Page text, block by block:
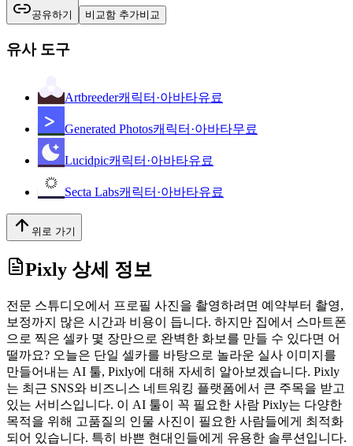
공유하기 비교함 추가비교
유사 도구
Artbreeder캐릭터·아바타유료
Generated Photos캐릭터·아바타무료
Lucidpic캐릭터·아바타유료
Secta Labs캐릭터·아바타유료
위로 가기
Pixly 상세 정보
전문 스튜디오에서 프로필 사진을 촬영하려면 예약부터 촬영,
보정까지 많은 시간과 비용이 듭니다. 하지만 집에서 스마트폰
으로 찍은 셀카 몇 장만으로 완벽한 화보를 만들 수 있다면 어
떨까요? 오늘은 단일 셀카를 바탕으로 놀라운 실사 이미지를
만들어내는 AI 툴, Pixly에 대해 자세히 알아보겠습니다. Pixly
는 최근 SNS와 비즈니스 네트워킹 플랫폼에서 큰 주목을 받고
있는 서비스입니다. 이 AI 툴이 꼭 필요한 사람 Pixly는 다양한
목적을 위해 고품질의 인물 사진이 필요한 사람들에게 최적화
되어 있습니다. 특히 바쁜 현대인들에게 유용한 솔루션입니다.